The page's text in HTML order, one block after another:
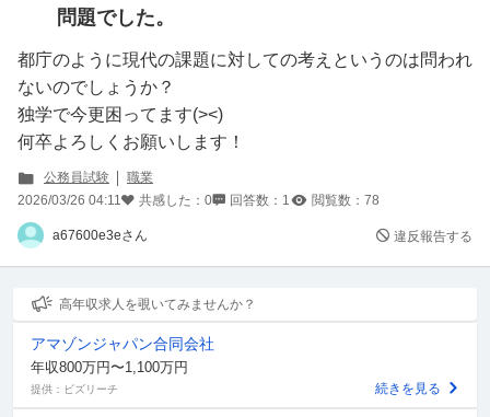
問題でした。
都庁のように現代の課題に対しての考えというのは問われ
ないのでしょうか？
独学で今更困ってます(><)
何卒よろしくお願いします！
公務員試験
職業
2026/03/26 04:11
共感した： 0 回答数： 1 閲覧数： 78
a67600e3eさん 違反報告する
高年収求人を覗いてみませんか？
アマゾンジャパン合同会社
年収800万円〜1,100万円
提供：ビズリーチ 続きを見る